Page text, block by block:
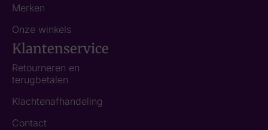
Merken
Onze winkels
Klantenservice
Retourneren en
terugbetalen
Klachtenafhandeling
Contact